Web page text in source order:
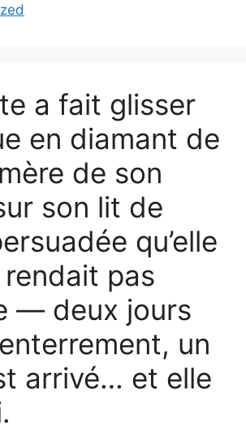
a fait glisser
en diamant de
de son
son lit de
qu’elle
rendait pas
— deux jours
un
arrivé… et elle